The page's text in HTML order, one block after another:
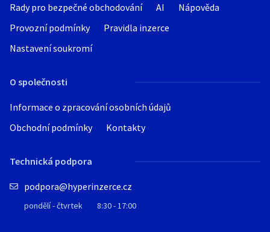
Rady pro bezpečné obchodování
AI
Nápověda
Provozní podmínky
Pravidla inzerce
Nastavení soukromí
O společnosti
Informace o zpracování osobních údajů
Obchodní podmínky
Kontakty
Technická podpora
podpora@hyperinzerce.cz
pondělí - čtvrtek 8:30 - 17:00